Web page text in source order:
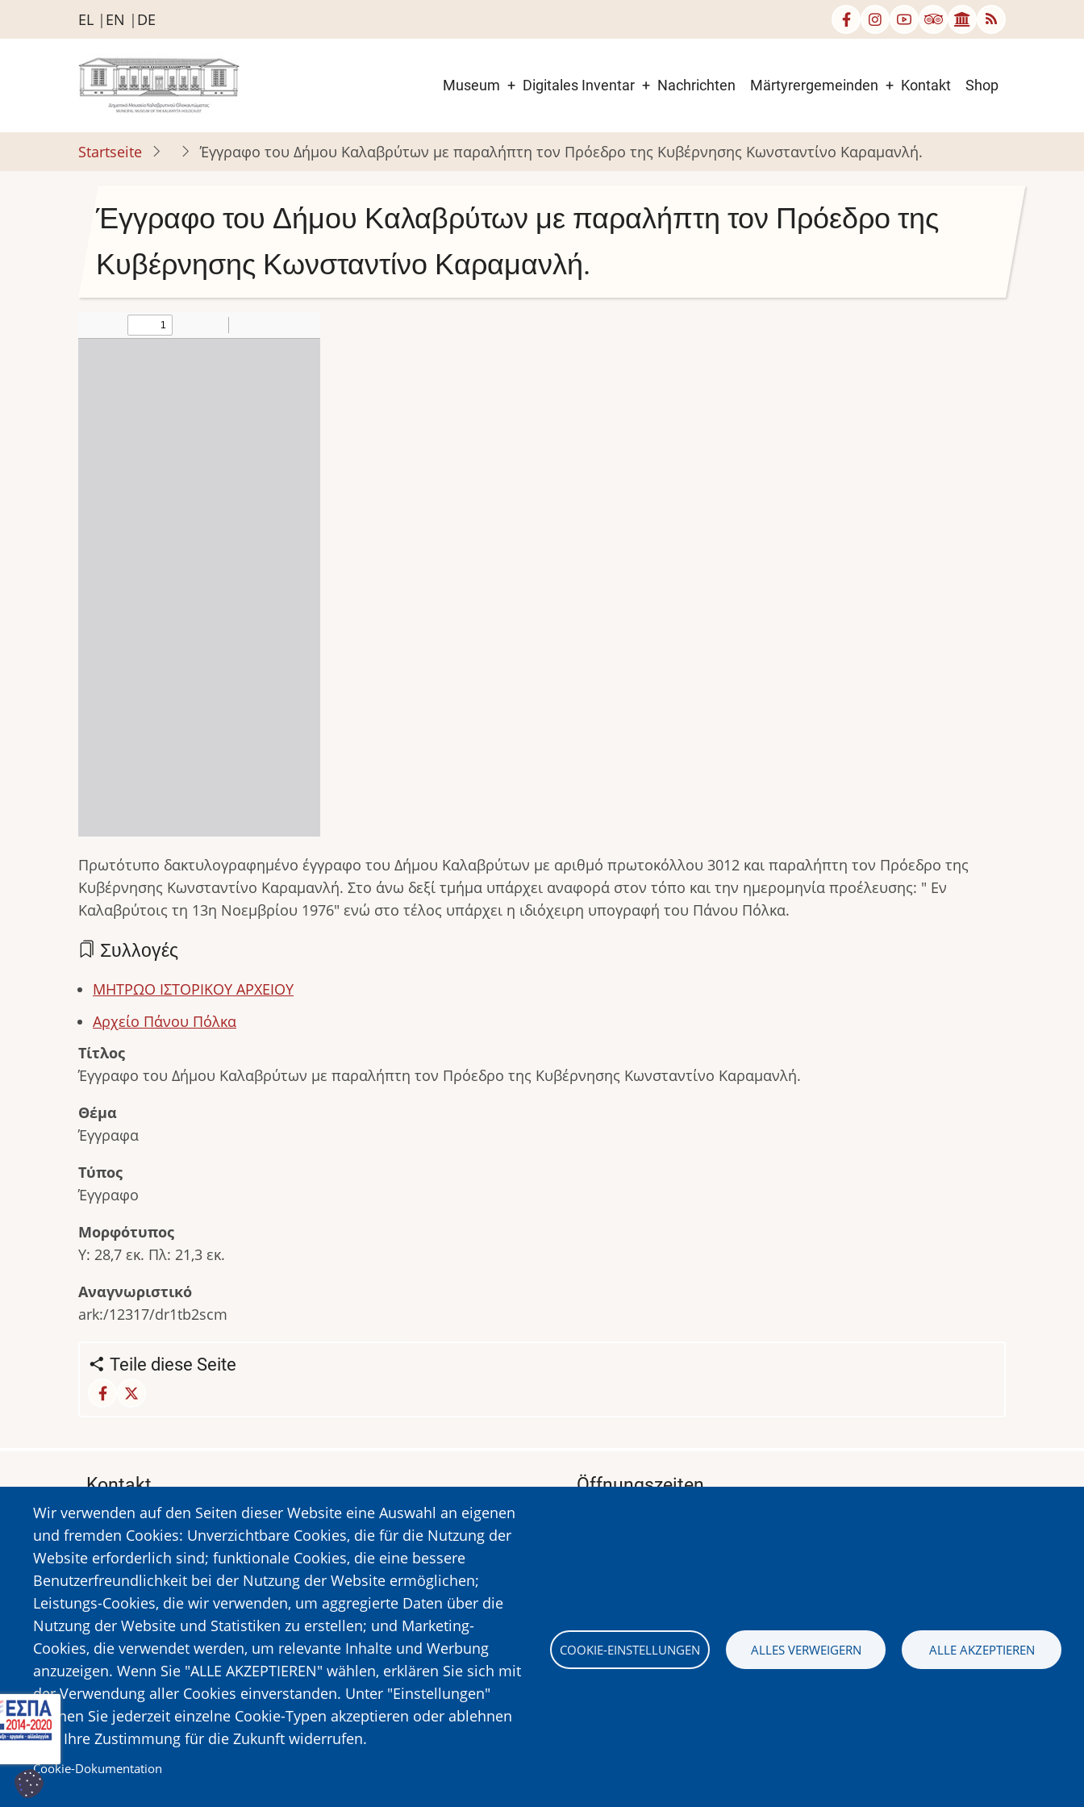
zum
EL EN DE
Museum Digitales Inventar Nachrichten Märtyrergemeinden Kontakt Shop
Startseite Έγγραφο του Δήμου Καλαβρύτων με παραλήπτη τον Πρόεδρο της Κυβέρνησης Κωνσταντίνο Καραμανλή.
Έγγραφο του Δήμου Καλαβρύτων με παραλήπτη τον Πρόεδρο της
Κυβέρνησης Κωνσταντίνο Καραμανλή.
Πρωτότυπο δακτυλογραφημένο έγγραφο του Δήμου Καλαβρύτων με αριθμό πρωτοκόλλου 3012 και παραλήπτη τον Πρόεδρο της
Κυβέρνησης Κωνσταντίνο Καραμανλή. Στο άνω δεξί τμήμα υπάρχει αναφορά στον τόπο και την ημερομηνία προέλευσης: " Εν
Καλαβρύτοις τη 13η Νοεμβρίου 1976" ενώ στο τέλος υπάρχει η ιδιόχειρη υπογραφή του Πάνου Πόλκα.
Συλλογές
ΜΗΤΡΩΟ ΙΣΤΟΡΙΚΟΥ ΑΡΧΕΙΟΥ
Αρχείο Πάνου Πόλκα
Τίτλος
Έγγραφο του Δήμου Καλαβρύτων με παραλήπτη τον Πρόεδρο της Κυβέρνησης Κωνσταντίνο Καραμανλή.
Θέμα
Έγγραφα
Τύπος
Έγγραφο
Μορφότυπος
Υ: 28,7 εκ. Πλ: 21,3 εκ.
Αναγνωριστικό
ark:/12317/dr1tb2scm
Teile diese Seite
Wir verwenden auf den Seiten dieser Website eine Auswahl an eigenen
und fremden Cookies: Unverzichtbare Cookies, die für die Nutzung der
Website erforderlich sind; funktionale Cookies, die eine bessere
Benutzerfreundlichkeit bei der Nutzung der Website ermöglichen;
Leistungs-Cookies, die wir verwenden, um aggregierte Daten über die
Nutzung der Website und Statistiken zu erstellen; und Marketing-
Cookies, die verwendet werden, um relevante Inhalte und Werbung
anzuzeigen. Wenn Sie "ALLE AKZEPTIEREN" wählen, erklären Sie sich mit
der Verwendung aller Cookies einverstanden. Unter "Einstellungen"
können Sie jederzeit einzelne Cookie-Typen akzeptieren oder ablehnen
und Ihre Zustimmung für die Zukunft widerrufen.
Cookie-Dokumentation
COOKIE-EINSTELLUNGEN ALLES VERWEIGERN ALLE AKZEPTIEREN
Kontakt
MUSEUM DES HOLOCAUSTS DER STADT KALAVRYTA
A. Sigros 1-5, Kalavrita, PLZ 25001
Tel:+302692023646,+302692360220
https://www.dmko.gr || info@dmko.gr
Öffnungszeiten
Bild Bild Bild Bild